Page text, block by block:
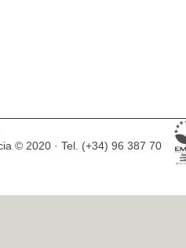
© 2020 · Tel. (+34) 96 387 70